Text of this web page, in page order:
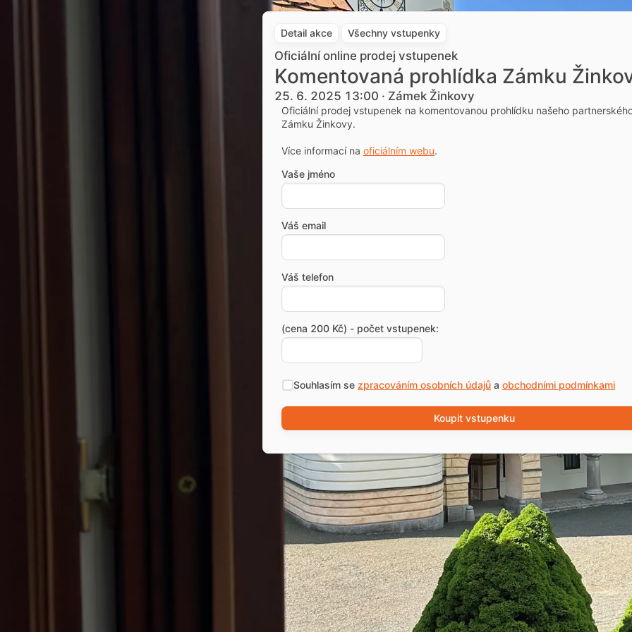
Detail akce Všechny vstupenky
Oficiální online prodej vstupenek
Komentovaná prohlídka Zámku
25. 6. 2025 13:00 · Zámek Žinkovy
Oficiální prodej vstupenek na komentovanou prohlídku našeho
Zámku Žinkovy.
Více informací na oficiálním webu.
Vaše jméno
Váš email
Váš telefon
(cena 200 Kč) - počet vstupenek:
Souhlasím se zpracováním osobních údajů a obchodními podmínkami
Koupit vstupenku